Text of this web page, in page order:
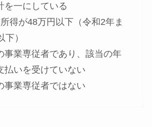
を一にしている
得が48万円以下（令和2年ま
）
事業専従者であり、該当の年
払いを受けていない
事業専従者ではない